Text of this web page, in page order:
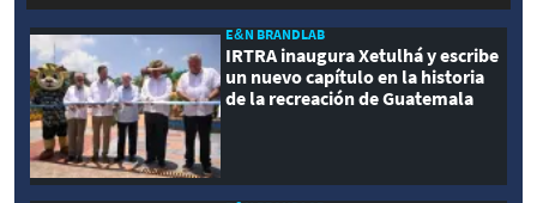
E&N BRANDLAB
IRTRA inaugura Xetulhá y escribe
un nuevo capítulo en la historia
de la recreación de Guatemala